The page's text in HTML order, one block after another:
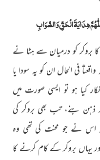
ھِدَایَۃَ الْحَقِّ وَالصَّوَابِ
بروکر کو درمیان سے ہٹا نے
فی الحال ان کو یہ سودا یا
کیا ہو تو ایسی صورت میں
ذہن بنے، تب بھی بروکر کی
اس نے جو محنت کی تھی وہ
یہاں بروکر کے کام کرنے کا